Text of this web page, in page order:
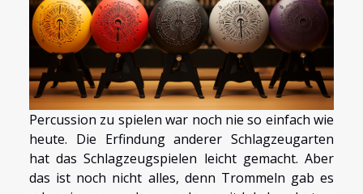
Percussion zu spielen war noch nie so einfach wie
heute. Die Erfindung anderer Schlagzeugarten
hat das Schlagzeugspielen leicht gemacht. Aber
das ist noch nicht alles, denn Trommeln gab es